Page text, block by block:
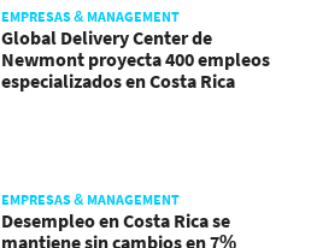
EMPRESAS & MANAGEMENT
Global Delivery Center de
Newmont proyecta 400 empleos
especializados en Costa Rica
EMPRESAS & MANAGEMENT
Desempleo en Costa Rica se
mantiene sin cambios en 7%